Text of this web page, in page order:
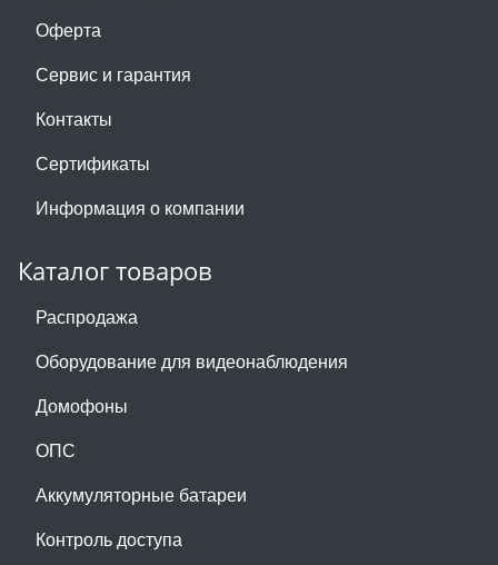
Оферта
Сервис и гарантия
Контакты
Сертификаты
Информация о компании
Каталог товаров
Распродажа
Оборудование для видеонаблюдения
Домофоны
ОПС
Аккумуляторные батареи
Контроль доступа